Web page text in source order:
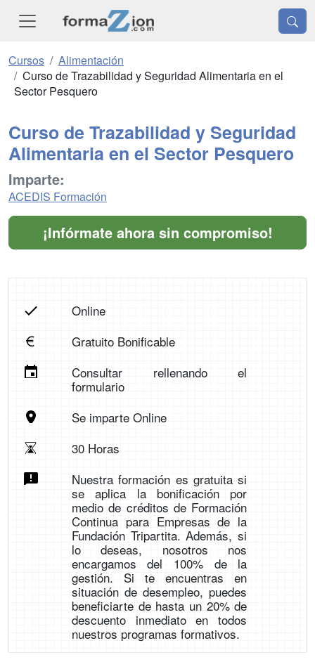
Cursos
Alimentación
Curso de Trazabilidad y Seguridad Alimentaria en el
Sector Pesquero
Curso de Trazabilidad y Seguridad
Alimentaria en el Sector Pesquero
Imparte:
ACEDIS Formación
¡Infórmate ahora sin compromiso!
Online
Gratuito Bonificable
Consultar rellenando el
formulario
Se imparte Online
30 Horas
Nuestra formación es gratuita si
se aplica la bonificación por
medio de créditos de Formación
Continua para Empresas de la
Fundación Tripartita. Además, si
lo deseas, nosotros nos
encargamos del 100% de la
gestión. Si te encuentras en
situación de desempleo, puedes
beneficiarte de hasta un 20% de
descuento inmediato en todos
nuestros programas formativos.